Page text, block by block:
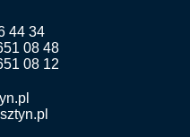
44 34
08 48
08 12